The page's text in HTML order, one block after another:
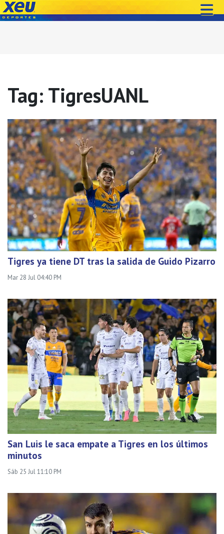
Tag: TigresUANL
Tigres ya tiene DT tras la salida de Guido Pizarro
Mar 28 Jul 04:40 PM
San Luis le saca empate a Tigres en los últimos
minutos
Sáb 25 Jul 11:10 PM